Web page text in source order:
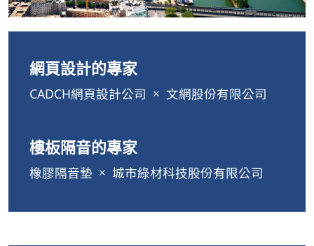
網頁設計的專家
CADCH網頁設計公司 文網股份有限公司
樓板隔音的專家
橡膠隔音墊 城市綠材科技股份有限公司